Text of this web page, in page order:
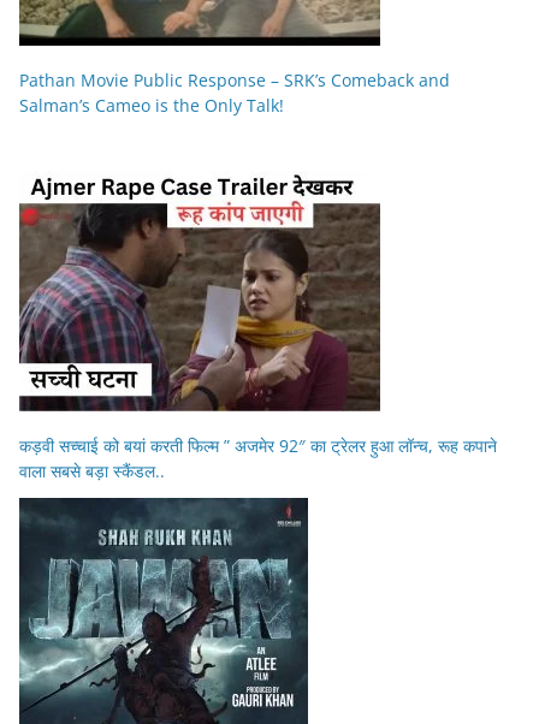
Pathan Movie Public Response – SRK’s Comeback and
Salman’s Cameo is the Only Talk!
कड़वी सच्चाई को बयां करती फिल्म ” अजमेर 92″ का ट्रेलर हुआ लॉन्च, रूह कपाने
वाला सबसे बड़ा स्कैंडल..